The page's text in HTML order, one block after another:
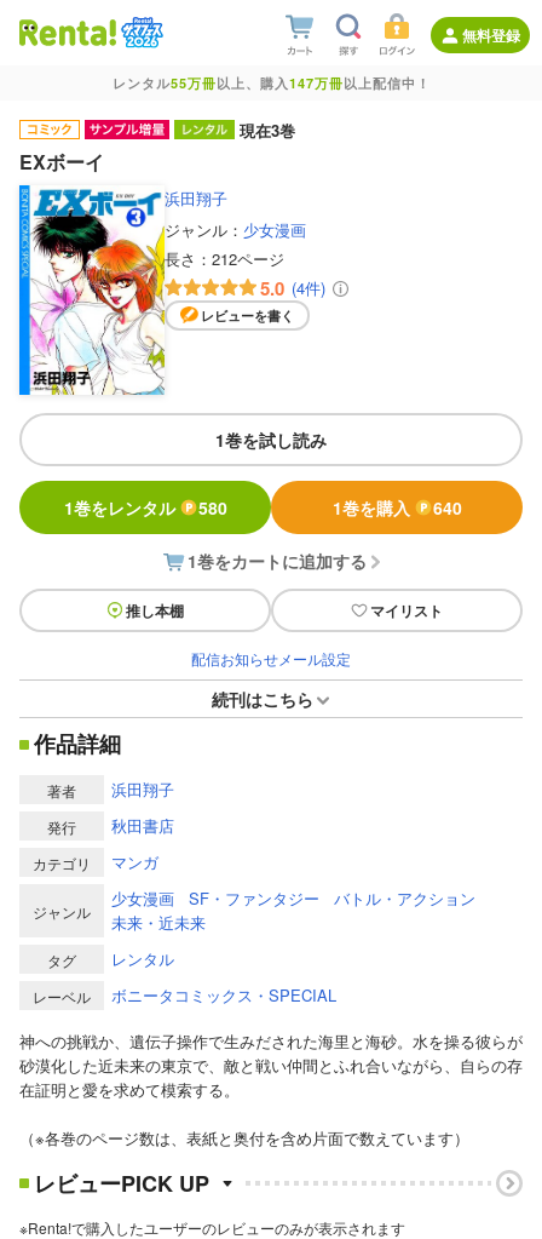
無料登録
レンタル55万冊以上、購入147万冊以上配信中！
現在3巻
EXボーイ
浜田翔子
ジャンル： 少女漫画
長さ： 212ページ
5.0 (4件)
レビューを書く
1巻を試し読み
1巻をレンタル 580 1巻を購入 640
1巻をカートに追加する
推し本棚 マイリスト
配信お知らせメール設定
続刊はこちら
作品詳細
著者 浜田翔子
発行 秋田書店
カテゴリ マンガ
ジャンル
少女漫画 SF・ファンタジー
バトル・アクション
未来・近未来
タグ レンタル
レーベル
ボニータコミックス・SPECIAL
神への挑戦か、遺伝子操作で生みだされた海里と海砂。水を操る彼らが
砂漠化した近未来の東京で、敵と戦い仲間とふれ合いながら、自らの存
在証明と愛を求めて模索する。
（※各巻のページ数は、表紙と奥付を含め片面で数えています）
レビューPICK UP
※Renta!で購入したユーザーのレビューのみが表示されます